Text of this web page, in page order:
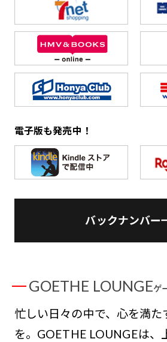
電子版も発売中！
バックナンバー
GOETHE LOUNGEゲ
忙しい日々の中で、心を満た
を。GOETHE LOUNGEは、